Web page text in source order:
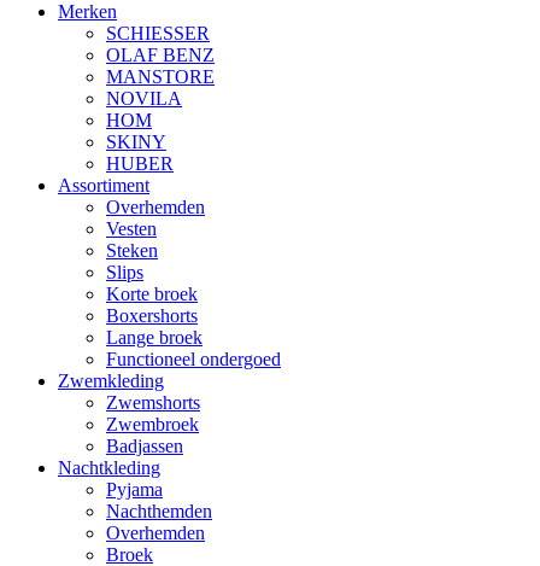
Merken
SCHIESSER
OLAF BENZ
MANSTORE
NOVILA
HOM
SKINY
HUBER
Assortiment
Overhemden
Vesten
Steken
Slips
Korte broek
Boxershorts
Lange broek
Functioneel ondergoed
Zwemkleding
Zwemshorts
Zwembroek
Badjassen
Nachtkleding
Pyjama
Nachthemden
Overhemden
Broek